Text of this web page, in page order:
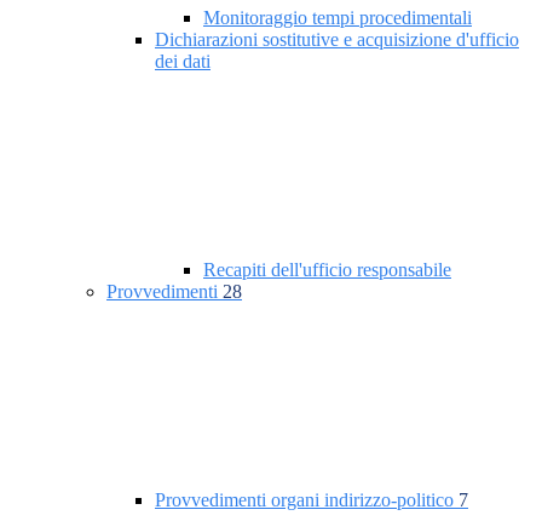
Monitoraggio tempi procedimentali
Dichiarazioni sostitutive e acquisizione d'ufficio
dei dati
Recapiti dell'ufficio responsabile
Provvedimenti 28
Provvedimenti organi indirizzo-politico 7